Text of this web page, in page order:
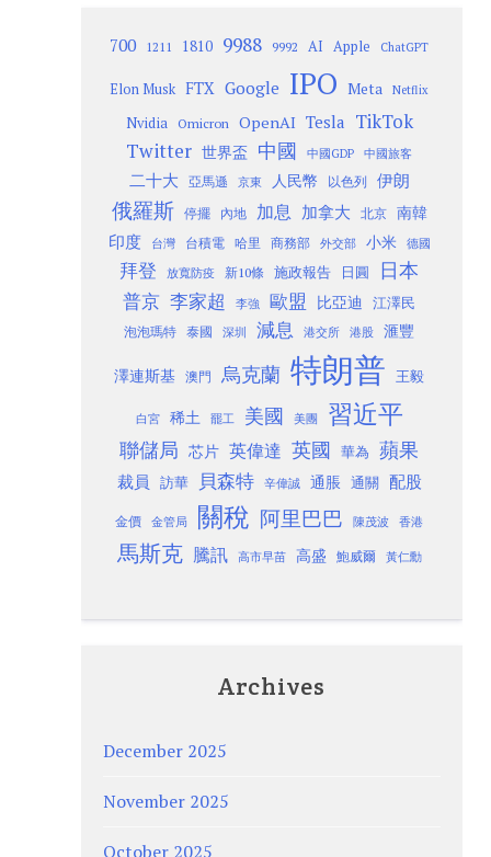
700 1211 1810 9988 9992 AI Apple ChatGPT
Elon Musk FTX Google IPO Meta Netflix
Nvidia Omicron OpenAI Tesla TikTok
Twitter 世界盃 中國 中國GDP 中國旅客
二十大 亞馬遜 京東 人民幣 以色列 伊朗
俄羅斯 停擺 內地 加息 加拿大 北京
南韓
印度
台灣 台積電 哈里 商務部 外交部 小米 德國
拜登 放寬防疫 新10條 施政報告 日圓 日本
普京 李家超 李強 歐盟 比亞迪 江澤民
泡泡瑪特 泰國 深圳 減息 港交所 港股 滙豐
澤連斯基 澳門 烏克蘭 特朗普 王毅
白宮 稀土 罷工 美國 美團 習近平
聯儲局 芯片 英偉達 英國 華為 蘋果
裁員 訪華 貝森特 辛偉誠 通脹 通關 配股
金價 金管局 關稅 阿里巴巴 陳茂波 香港
馬斯克 騰訊 高市早苗 高盛 鮑威爾 黃仁勳
Archives
December 2025
November 2025
October 2025